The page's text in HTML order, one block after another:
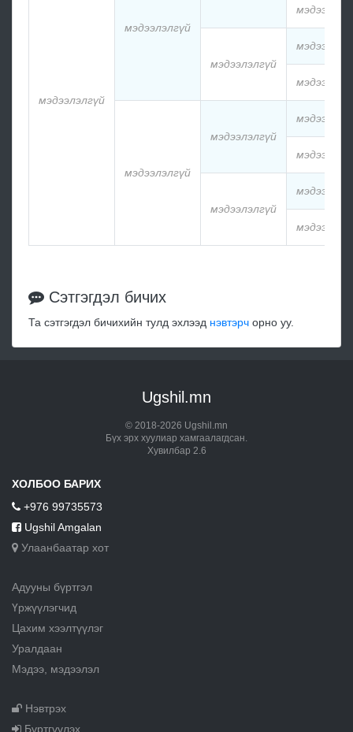
мэдээлэлгүй
мэдээлэлгүй
мэдээлэлгүй
мэдээлэлгүй
мэдээлэлгүй
мэдээлэлгүй
Сэтгэгдэл бичих
Та сэтгэгдэл бичихийн тулд эхлээд нэвтэрч орно уу.
Ugshil.mn
© 2018-2026 Ugshil.mn
Бүх эрх хуулиар хамгаалагдсан.
Хувилбар 2.6
ХОЛБОО БАРИХ
+976 99735573
Ugshil Amgalan
Улаанбаатар хот
Адууны бүртгэл
Үржүүлэгчид
Цахим хээлтүүлэг
Уралдаан
Мэдээ, мэдээлэл
Нэвтрэх
Бүртгүүлэх